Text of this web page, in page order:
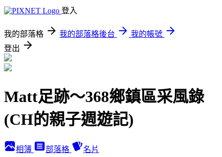
登入
我的部落格 我的部落格後台
我的帳號
登出
Matt足跡～368鄉鎮區采風錄
(CH的親子週遊記)
相簿 部落格 名片